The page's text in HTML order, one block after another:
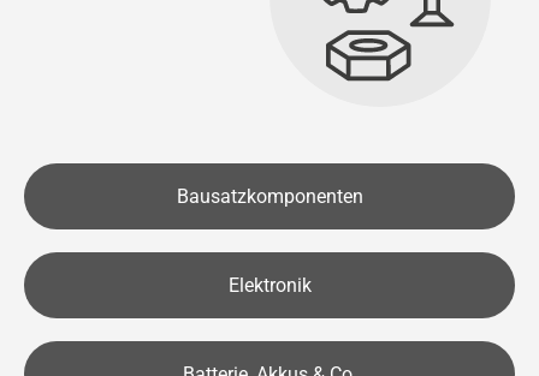
Bausatzkomponenten
Elektronik